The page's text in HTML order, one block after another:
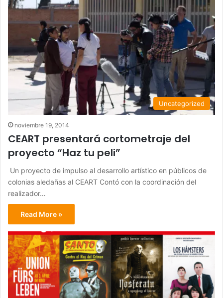
Uncategorized
noviembre 19, 2014
CEART presentará cortometraje del
proyecto “Haz tu peli”
Un proyecto de impulso al desarrollo artístico en públicos de
colonias aledañas al CEART Contó con la coordinación del
realizador…
Read More »